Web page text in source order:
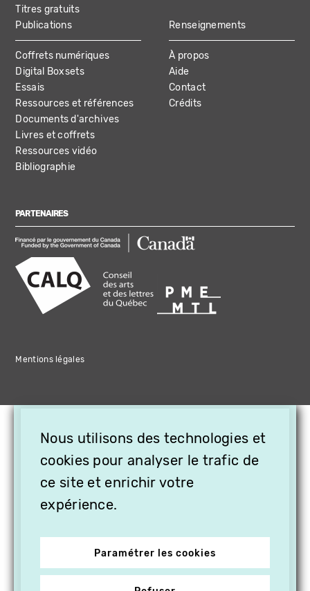
Titres gratuits
Publications
Coffrets numériques
Digital Boxsets
Essais
Ressources et références
Documents d'archives
Livres et coffrets
Ressources vidéo
Bibliographie
Renseignements
À propos
Aide
Contact
Crédits
PARTENAIRES
Mentions légales
Nous utilisons des technologies et
cookies pour analyser le trafic de
ce site et enrichir votre
expérience.
Paramétrer les cookies
OFFREZ LA VIDÉO EN
CADEAU, ABONNEZ VOS
PROCHES À VITHÈQUE !